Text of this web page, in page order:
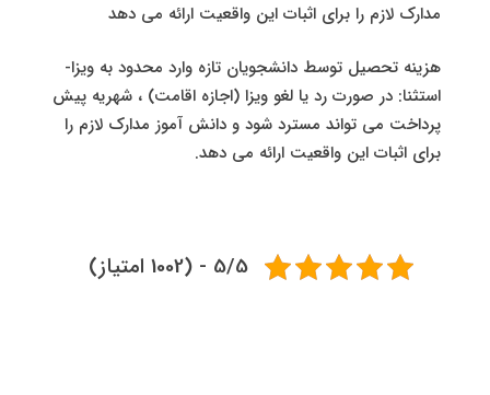
مدارک لازم را برای اثبات این واقعیت ارائه می دهد
هزینه تحصیل توسط دانشجویان تازه وارد محدود به ویزا-
استثنا: در صورت رد یا لغو ویزا (اجازه اقامت) ، شهریه پیش
پرداخت می تواند مسترد شود و دانش آموز مدارک لازم را
برای اثبات این واقعیت ارائه می دهد.
5/5 - (1002 امتیاز)